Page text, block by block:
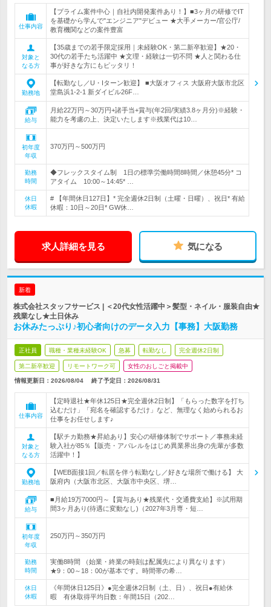
仕事内容
【プライム案件中心｜自社内開発案件あり！】■3ヶ月の研修でIT
を基礎から学んで"エンジニア"デビュー ★大手メーカー/官公庁/
教育機関などの案件豊富
対象と
なる方
【35歳までの若手限定採用｜未経験OK・第二新卒歓迎】★20・
30代の若手たち活躍中 ★文理・経験は一切不問 ★人と関わる仕
事が好きな方にもピッタリ！
勤務地
【転勤なし／U・Iターン歓迎】 ■大阪オフィス 大阪府大阪市北区
堂島浜1-2-1 新ダイビル26F…
給与
月給22万円～30万円+諸手当+賞与(年2回/実績3.8ヶ月分)※経験・
能力を考慮の上、決定いたします※残業代は10…
初年度
年収
370万円～500万円
勤務
時間
◆フレックスタイム制 1日の標準労働時間8時間／休憩45分* コ
アタイム 10:00～14:45* …
休日
休暇
# 【年間休日127日】* 完全週休2日制（土曜・日曜）、祝日* 有給
休暇：10日～20日* GW休…
求人詳細を見る 気になる
新着
株式会社スタッフサービス | ＜20代女性活躍中＞髪型・ネイル・服装自由★
残業なし★土日休み
お休みたっぷり♪初心者向けのデータ入力【事務】大阪勤務
正社員 職種・業種未経験OK 急募 転勤なし 完全週休2日制
第二新卒歓迎 リモートワーク可 女性のおしごと掲載中
情報更新日：2026/08/04 終了予定日： 2026/08/31
仕事内容
【定時退社★年休125日★完全週休2日制】「もらった数字を打ち
込むだけ」「宛名を確認するだけ」など、無理なく始められるお
仕事をお任せします♪
対象と
なる方
【駅チカ勤務★昇給あり】安心の研修体制でサポート／事務未経
験入社が85％【販売・アパレルをはじめ異業界出身の先輩が多数
活躍中！】
勤務地
【WEB面接1回／転居を伴う転勤なし／好きな場所で働ける】 大
阪府内（大阪市北区、大阪市中央区、堺…
給与
■月給19万7000円～【賞与あり★残業代・交通費支給】※試用期
間3ヶ月あり(待遇に変動なし)（2027年3月専・短…
初年度
年収
250万円～350万円
勤務
時間
実働8時間 （始業・終業の時刻は配属先により異なります）
★9：00～18：00が基本です。時間帯の希…
休日
休暇
《年間休日125日》●完全週休2日制（土、日）、祝日●有給休
暇 有休取得平均日数：年間15日（202…